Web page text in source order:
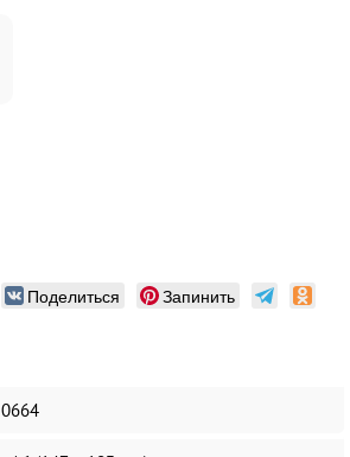
Поделиться Запинить
0664